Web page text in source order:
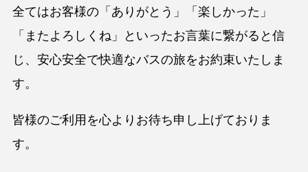
全てはお客様の「ありがとう」「楽しかった」
「またよろしくね」といったお言葉に繋がると信
じ、安心安全で快適なバスの旅をお約束いたしま
す。
皆様のご利用を心よりお待ち申し上げておりま
す。